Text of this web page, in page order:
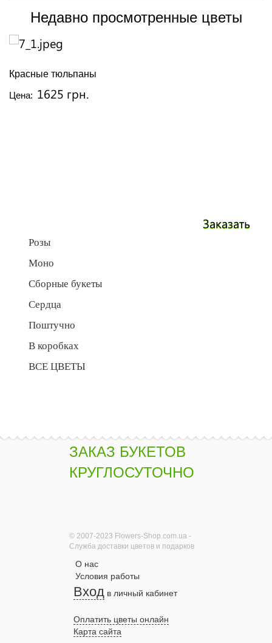
Недавно просмотренные цветы
Красные тюльпаны
Цена: 1625 грн.
Заказать
Розы
Моно
Сборные букеты
Сердца
Поштучно
В коробках
ВСЕ ЦВЕТЫ
ЗАКАЗ БУКЕТОВ
КРУГЛОСУТОЧНО
© 2007-2023 Flowers-Shop.com.ua -
Служба доставки цветов и подарков
О нас
Условия работы
Вход в личный кабинет
Оплатить цветы онлайн
Карта сайта